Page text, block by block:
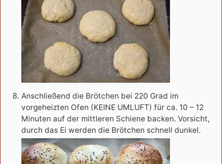
Anschließend die Brötchen bei 220 Grad im
vorgeheizten Ofen (KEINE UMLUFT) für ca. 10 – 12
Minuten auf der mittleren Schiene backen. Vorsicht,
durch das Ei werden die Brötchen schnell dunkel.